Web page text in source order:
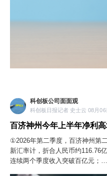
科创板公司面面观
科创板日报记者 史士云 08月
百济神州今年上半年净利高
①2026年第二季度，百济神州第
新汇率计，折合人民币约116.76
连续两个季度收入突破百亿元；